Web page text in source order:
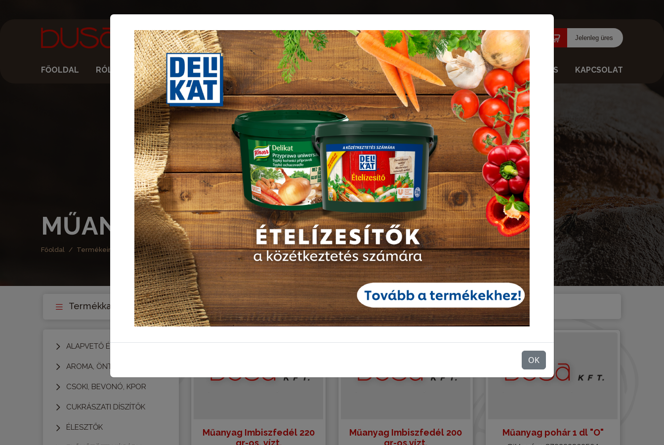
OK
BEJELENTKEZÉS Jelenleg üres
FŐOLDAL RÓLUNK AKTUÁLIS HÍREK TERMÉKEINK PARTNERBELÉPÉS AKTUÁLIS AJÁNLATOK KISZÁLLÍTÁS KAPCSOLAT
MŰANYAG ÁRUK
Főoldal Termékeink Műanyag áruk
Termékkategóriák Műanyag áruk
ALAPVETŐ ÉLELMISZER
AROMA, ÖNTET, FESTÉK
CSOKI, BEVONÓ, KPOR
CUKRÁSZATI DÍSZÍTŐK
ÉLESZTŐK
Műanyag Imbiszfedél 220
gr-os, vízt.
Műanyag Imbiszfedél 200
gr-os,vízt.
Műanyag pohár 1 dl "O"